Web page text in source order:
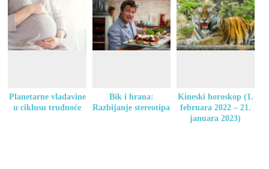
Planetarne vladavine
u ciklusu trudnoće
Bik i hrana:
Razbijanje stereotipa
Kineski horoskop (1.
februara 2022 – 21.
januara 2023)